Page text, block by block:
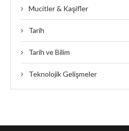
Mucitler & Kaşifler
Tarih
Tarih ve Bilim
Teknolojik Gelişmeler